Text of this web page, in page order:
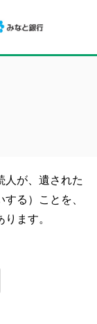
人が、遺された
る）ことを、
ます。